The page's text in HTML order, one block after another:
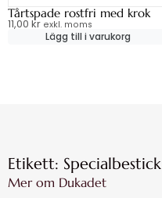
Tårtspade rostfri med krok
11,00 kr exkl. moms
Lägg till i varukorg
Etikett: Specialbestick
Mer om Dukadet